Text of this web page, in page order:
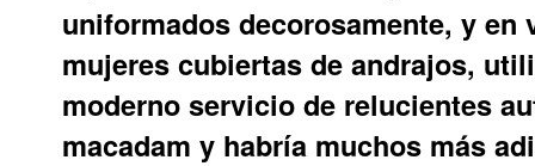
uniformados decorosamente, y
mujeres cubiertas de andrajos,
moderno servicio de relucientes
macadam y habría muchos más